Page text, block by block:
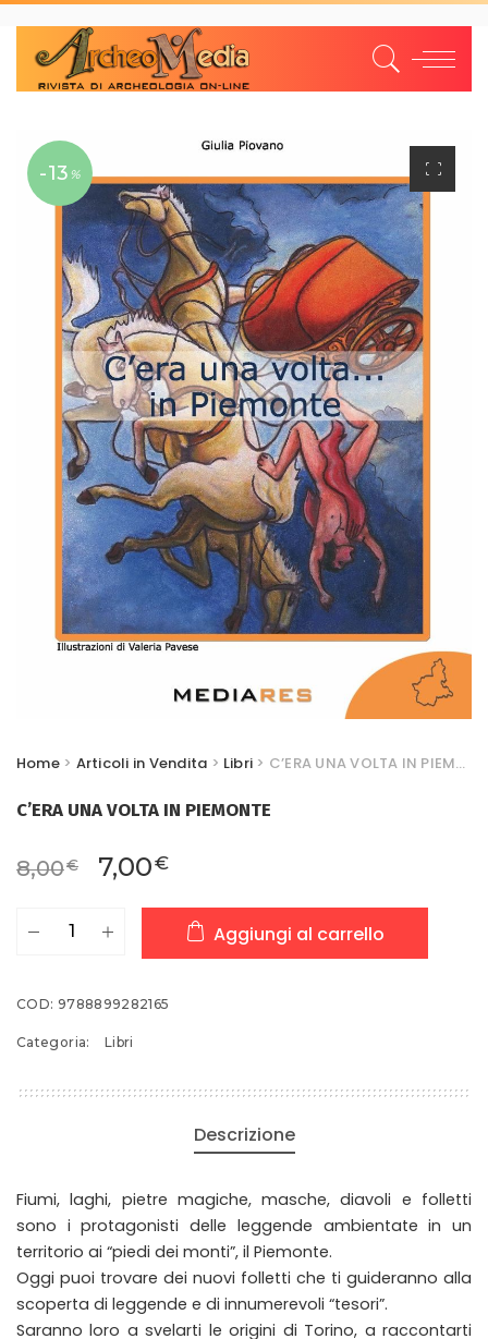
-13 %
Home> Articoli in Vendita > Libri > C’ERA UNA VOLTA IN PIEMONTE
C’ERA UNA VOLTA IN PIEMONTE
8,00€ Il prezzo originale era: 8,00€.
7,00€
C'ERA
IN
quantità
Aggiungi al carrello
COD: 9788899282165
Categoria: Libri
Descrizione
Fiumi, laghi, pietre magiche, masche, diavoli e folletti
sono i protagonisti delle leggende ambientate in un
territorio ai “piedi dei monti”, il Piemonte.
Oggi puoi trovare dei nuovi folletti che ti guideranno alla
scoperta di leggende e di innumerevoli “tesori”.
Saranno loro a svelarti le origini di Torino, a raccontarti